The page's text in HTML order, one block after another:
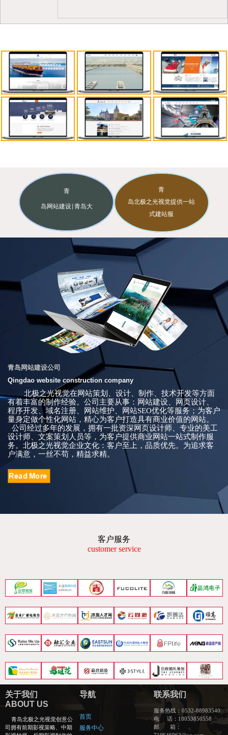
青
岛网站建设| 青岛大
网页设计|青岛网络公司|青岛网站
青岛做网站的公司-北极之光
视觉一直专注 设计一个好的网站，
除了要有一定的网站基础知识外，
还必须掌握很多的网页编程技术、
技巧和一定的美工知识。青岛北极
之光视觉不断研发网站制作技术变
化带来的各种新的可能性，为客户
带来更多的炫酷网站体验。
青
岛北极之光视觉提供一站
式建站服
务,为您省心、省时、省钱!为您提供
域名、空间、备案、青岛网站设
计、青岛网站制作、青岛运营管
理、青岛定制设计、网站改版升
级、青岛网站优化、企业邮箱、运
维等服务。
青岛网站建设公司
Qingdao website construction company
北极之光视觉在网站策划、设计、制作、技术开发等方面
有着丰富的制作经验。公司主要从事：网站建设、网页设计、
程序开发、域名注册、网站维护、网站SEO优化等服务；为客户
量身定做个性化网站，精心为客户打造具有商业价值的网站。
公司经过多年的发展，拥有一批资深网页设计师、专业的美工
设计师、文案策划人员等，为客户提供商业网站一站式制作服
务。北极之光视觉企业文化：客户至上，品质优先。为追求客
户满意，一丝不苟，精益求精。
客户服务
customer service
关于我们
ABOUT US
青岛北极之光视觉创意公
司拥有前期影视策略、中期
导航
首页
服务中心
联系我们
服务热线： 0532-88983540
电 话：18053850558
邮 箱：